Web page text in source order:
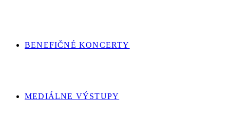
BENEFIČNÉ KONCERTY
MEDIÁLNE VÝSTUPY